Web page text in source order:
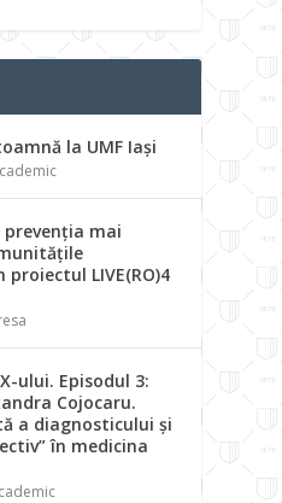
la UMF Iași
prevenția mai
LIVE(RO)4
ului. Episodul 3:
Cojocaru.
a diagnosticului și
în medicina